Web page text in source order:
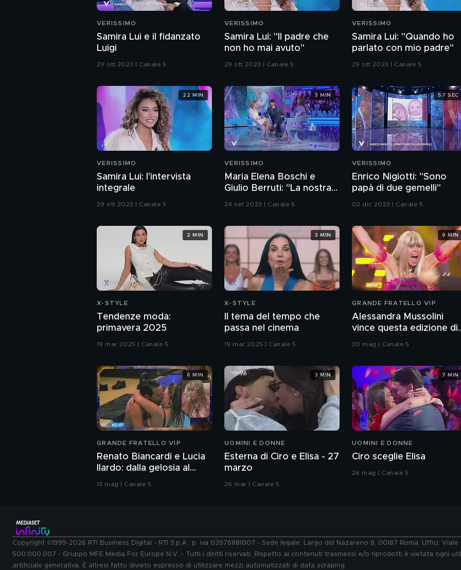
VERISSIMO
Samira Lui e il fidanzato
Luigi
29 ott 2023 | Canale 5
VERISSIMO
Samira Lui: "Il padre che
non ho mai avuto"
29 ott 2023 | Canale 5
VERISSIMO
Samira Lui: "Quando ho
parlato con mio padre"
29 ott 2023 | Canale 5
VERISSIMO
Samira Lui: l'intervista
integrale
29 ott 2023 | Canale 5
22 MIN
VERISSIMO
Maria Elena Boschi e
Giulio Berruti: "La nostra
storia d'amore"
24 set 2023 | Canale 5
3 MIN
VERISSIMO
Enrico Nigiotti: "Sono
papà di due gemelli"
02 dic 2023 | Canale 5
57 SEC
X-STYLE
Tendenze moda:
primavera 2025
19 mar 2025 | Canale 5
2 MIN
X-STYLE
Il tema del tempo che
passa nel cinema
19 mar 2025 | Canale 5
3 MIN
GRANDE FRATELLO VIP
Alessandra Mussolini
vince questa edizione di
Grande Fratello VIP
20 mag | Canale 5
9 MIN
GRANDE FRATELLO VIP
Renato Biancardi e Lucia
Ilardo: dalla gelosia al
13 mag | Canale 5
6 MIN
UOMINI E DONNE
Esterna di Ciro e Elisa - 27
marzo
26 mar | Canale 5
3 MIN
UOMINI E DONNE
Ciro sceglie Elisa
26 mag | Canale 5
7 MIN
Copyright ©1999-2026 RTI Business Digital - RTI S.p.A.: p. iva 03976881007 - Sede legale: Largo del Nazareno 8, 00187 Roma. Uffici:
500.000.007 - Gruppo MFE Media For Europe N.V. - Tutti i diritti riservati. Rispetto ai contenuti trasmessi e/o riprodotti è vietata ogni
artificiale generativa. È altresì fatto divieto espresso di utilizzare mezzi automatizzati di data scraping.